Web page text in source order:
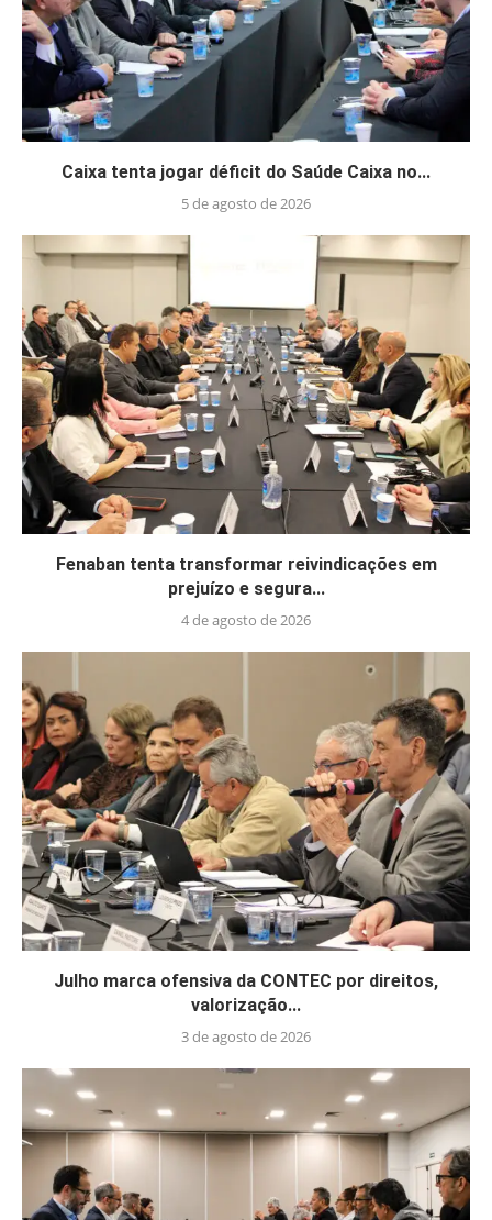
Caixa tenta jogar déficit do Saúde Caixa no...
5 de agosto de 2026
Fenaban tenta transformar reivindicações em
prejuízo e segura...
4 de agosto de 2026
Julho marca ofensiva da CONTEC por direitos,
valorização...
3 de agosto de 2026